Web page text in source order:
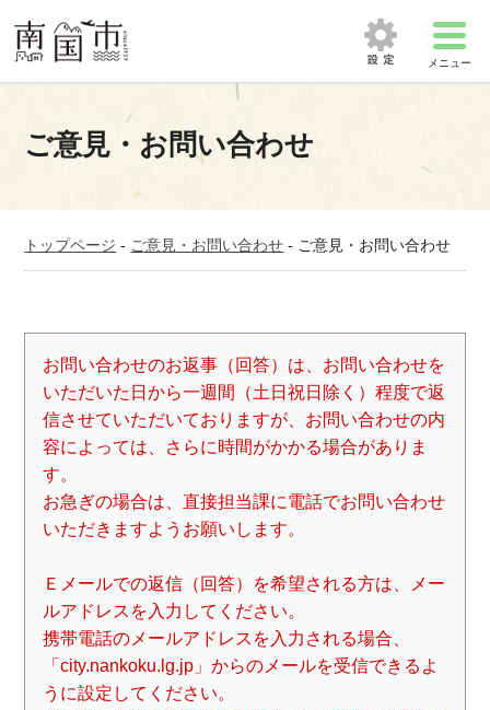
メニュー
ご意見・お問い合わせ
トップページ - ご意見・お問い合わせ - ご意見・お問い合わせ
お問い合わせのお返事（回答）は、お問い合わせを
いただいた日から一週間（土日祝日除く）程度で返
信させていただいておりますが、お問い合わせの内
容によっては、さらに時間がかかる場合がありま
す。
お急ぎの場合は、直接担当課に電話でお問い合わせ
いただきますようお願いします。
Ｅメールでの返信（回答）を希望される方は、メー
ルアドレスを入力してください。
携帯電話のメールアドレスを入力される場合、
「city.nankoku.lg.jp」からのメールを受信できるよ
うに設定してください。